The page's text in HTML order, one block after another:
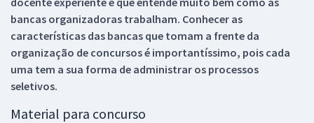
bancas organizadoras trabalham. Conhecer as
características das bancas que tomam a frente da
organização de concursos é importantíssimo, pois cada
uma tem a sua forma de administrar os processos
seletivos.
Material para concurso